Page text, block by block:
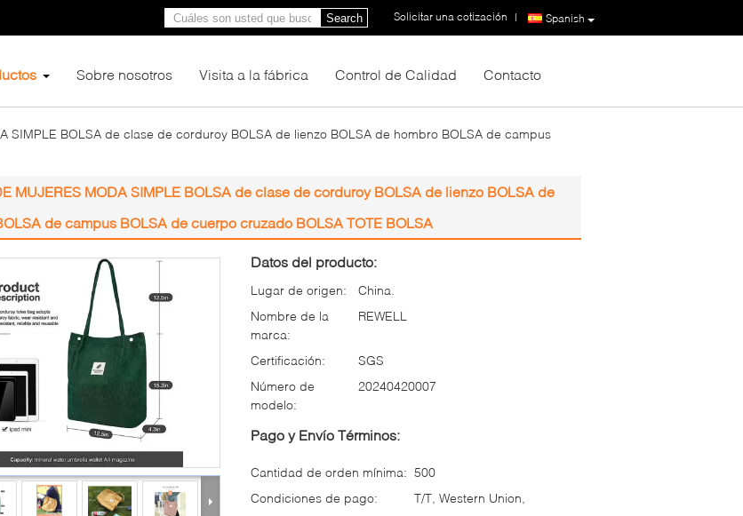
Spanish
Solicitar una cotización |
Search
Sobre nosotros Visita a la fábrica Control de Calidad Contacto
SIMPLE BOLSA de clase de corduroy BOLSA de lienzo BOLSA de hombro BOLSA de campus
MUJERES MODA SIMPLE BOLSA de clase de corduroy BOLSA de lienzo BOLSA de
de campus BOLSA de cuerpo cruzado BOLSA TOTE BOLSA
Datos del producto:
Lugar de origen:
China.
Nombre de la
marca:
REWELL
Certificación:
SGS
Número de
modelo:
20240420007
Pago y Envío Términos:
Cantidad de orden mínima: 500
Condiciones de pago:
T/T, Western Union,